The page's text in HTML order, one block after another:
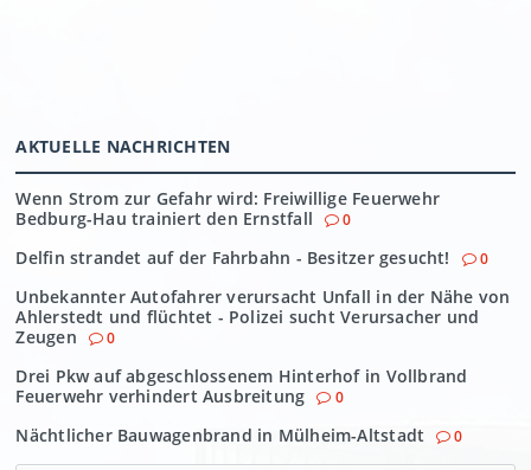
AKTUELLE NACHRICHTEN
Wenn Strom zur Gefahr wird: Freiwillige Feuerwehr
Bedburg-Hau trainiert den Ernstfall
0
Delfin strandet auf der Fahrbahn - Besitzer gesucht! 0
Unbekannter Autofahrer verursacht Unfall in der Nähe von
Ahlerstedt und flüchtet - Polizei sucht Verursacher und
Zeugen
0
Drei Pkw auf abgeschlossenem Hinterhof in Vollbrand
Feuerwehr verhindert Ausbreitung
0
Nächtlicher Bauwagenbrand in Mülheim-Altstadt 0